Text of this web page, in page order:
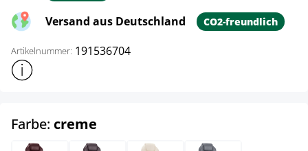
Versand aus Deutschland CO2-freundlich
Artikelnummer: 191536704
Weitere Produktinformationen anzeigen
Farbe: creme